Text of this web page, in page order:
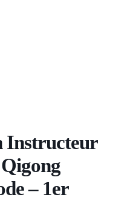
Instructeur
– 1er